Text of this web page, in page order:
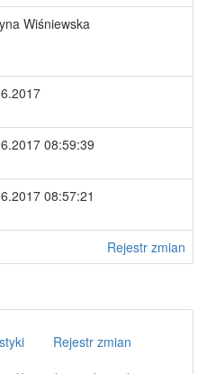
Wiśniewska
08:59:39
08:57:21
Rejestr zmian
Rejestr zmian